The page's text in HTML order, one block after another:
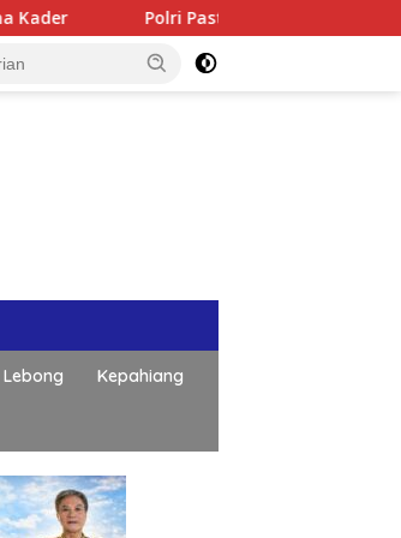
Polri Pastikan Proses Pemeriksaan
Lebong Kepahiang